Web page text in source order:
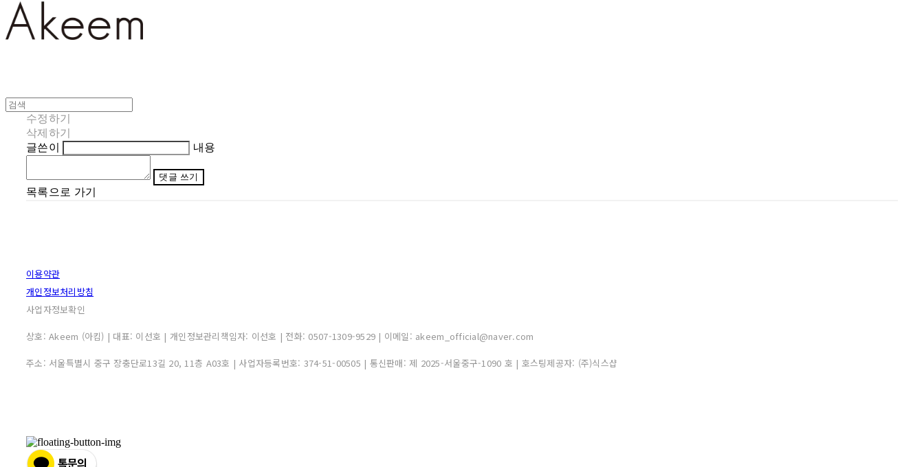
수정하기
삭제하기
글쓴이
내용
댓글 쓰기
목록으로 가기
이용약관
개인정보처리방침
사업자정보확인
상호: Akeem (아킴) | 대표: 이선호 | 개인정보관리책임자: 이선호 | 전화: 0507-1309-9529 | 이메일: akeem_official@naver.com
주소: 서울특별시 중구 장충단로13길 20, 11층 A03호 | 사업자등록번호: 374-51-00505 | 통신판매: 제 2025-서울중구-1090 호 | 호스팅제공자: (주)식스샵